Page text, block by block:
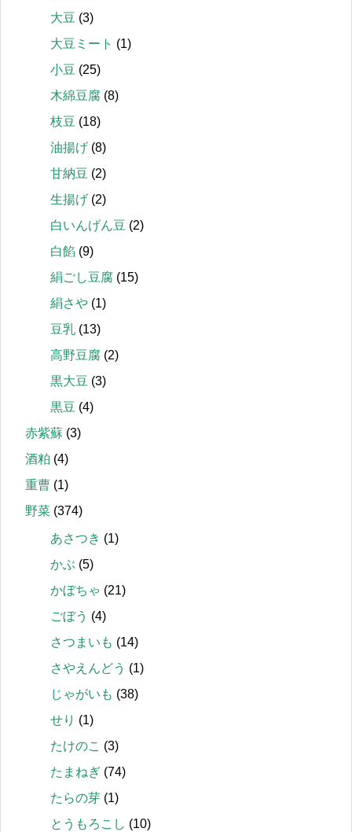
大豆 (3)
大豆ミート (1)
小豆 (25)
木綿豆腐 (8)
枝豆 (18)
油揚げ (8)
甘納豆 (2)
生揚げ (2)
白いんげん豆 (2)
白餡 (9)
絹ごし豆腐 (15)
絹さや (1)
豆乳 (13)
高野豆腐 (2)
黒大豆 (3)
黒豆 (4)
赤紫蘇 (3)
酒粕 (4)
重曹 (1)
野菜 (374)
あさつき (1)
かぶ (5)
かぼちゃ (21)
ごぼう (4)
さつまいも (14)
さやえんどう (1)
じゃがいも (38)
せり (1)
たけのこ (3)
たまねぎ (74)
たらの芽 (1)
とうもろこし (10)